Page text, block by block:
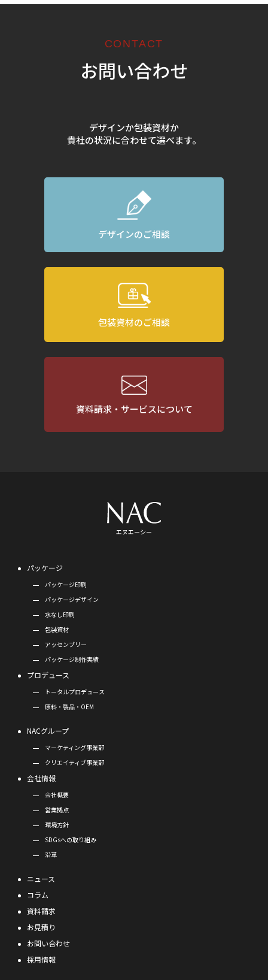
CONTACT
お問い合わせ
デザインか包装資材か
貴社の状況に合わせて選べます。
デザインのご相談
包装資材のご相談
資料請求・サービスについて
エヌエーシー
パッケージ
パッケージ印刷
パッケージデザイン
水なし印刷
包装資材
アッセンブリー
パッケージ制作実績
プロデュース
トータルプロデュース
原料・製品・OEM
NACグループ
マーケティング事業部
クリエイティブ事業部
会社情報
会社概要
営業拠点
環境方針
SDGsへの取り組み
沿革
ニュース
コラム
資料請求
お見積り
お問い合わせ
採用情報